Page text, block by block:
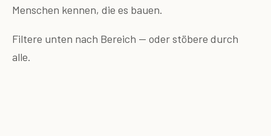
Menschen kennen, die es bauen.
Filtere unten nach Bereich — oder stöbere durch
alle.